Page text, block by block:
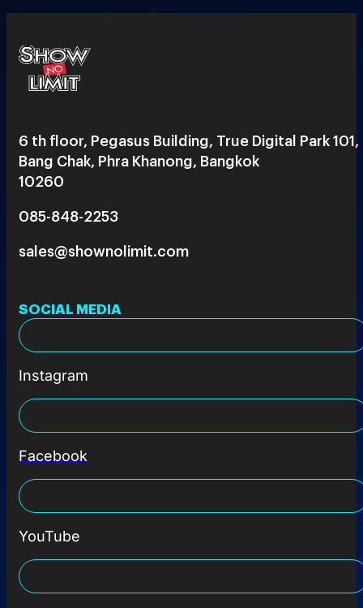
6 th floor, Pegasus Building, True Digital Park 101,
Bang Chak, Phra Khanong, Bangkok
10260
085-848-2253
sales@shownolimit.com
SOCIAL MEDIA
Instagram
Facebook
YouTube